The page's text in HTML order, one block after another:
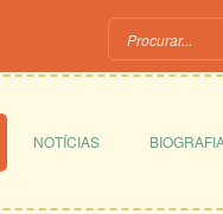
NOTÍCIAS